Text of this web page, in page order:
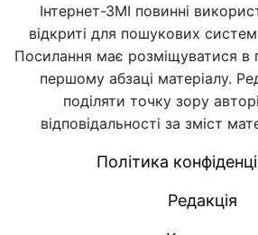
Інтернет-ЗМІ повинні
відкриті для пошукових
Посилання має розміщуватися в
першому абзаці матеріалу.
поділяти точку зору
відповідальності за зміст
Політика
Редакція